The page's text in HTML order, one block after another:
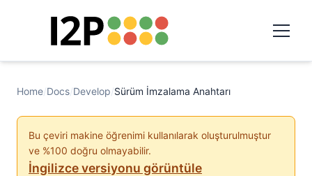
Home/Docs/Develop/Sürüm İmzalama Anahtarı
Bu çeviri makine öğrenimi kullanılarak oluşturulmuştur
ve %100 doğru olmayabilir.
İngilizce versiyonu görüntüle